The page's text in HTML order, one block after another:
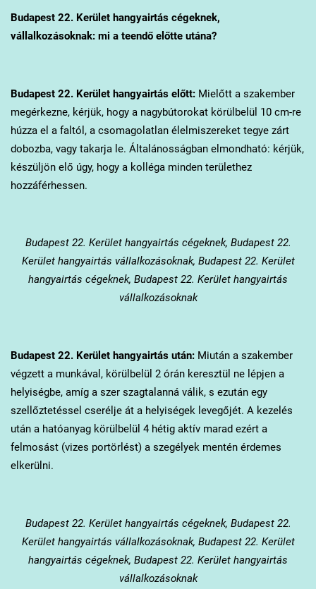
Budapest 22. Kerülethangyairtás cégeknek,
vállalkozásoknak: mi a teendő előtte utána?
Budapest 22. Kerülethangyairtás előtt:Mielőtt a szakember
megérkezne, kérjük, hogy a nagybútorokat körülbelül 10 cm-re
húzza el a faltól, a csomagolatlan élelmiszereket tegye zárt
dobozba, vagy takarja le. Általánosságban elmondható: kérjük,
készüljön elő úgy, hogy a kolléga minden területhez
hozzáférhessen.
Budapest 22. Kerülethangyairtás cégeknek, Budapest 22.
Kerület hangyairtás vállalkozásoknak, Budapest 22. Kerület
hangyairtás cégeknek, Budapest 22. Kerület hangyairtás
vállalkozásoknak
Budapest 22. Kerülethangyairtás után:Miután a szakember
végzett a munkával, körülbelül 2 órán keresztül ne lépjen a
helyiségbe, amíg a szer szagtalanná válik, s ezután egy
szellőztetéssel cserélje át a helyiségek levegőjét. A kezelés
után a hatóanyag körülbelül 4 hétig aktív marad ezért a
felmosást (vizes portörlést) a szegélyek mentén érdemes
elkerülni.
Budapest 22. Kerülethangyairtás cégeknek, Budapest 22.
Kerület hangyairtás vállalkozásoknak, Budapest 22. Kerület
hangyairtás cégeknek, Budapest 22. Kerület hangyairtás
vállalkozásoknak